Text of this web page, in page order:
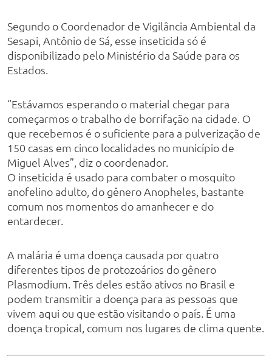
Segundo o Coordenador de Vigilância Ambiental da
Sesapi, Antônio de Sá, esse inseticida só é
disponibilizado pelo Ministério da Saúde para os
Estados.
“Estávamos esperando o material chegar para
começarmos o trabalho de borrifação na cidade. O
que recebemos é o suficiente para a pulverização de
150 casas em cinco localidades no município de
Miguel Alves”, diz o coordenador.
O inseticida é usado para combater o mosquito
anofelino adulto, do gênero Anopheles, bastante
comum nos momentos do amanhecer e do
entardecer.
A malária é uma doença causada por quatro
diferentes tipos de protozoários do gênero
Plasmodium. Três deles estão ativos no Brasil e
podem transmitir a doença para as pessoas que
vivem aqui ou que estão visitando o país. É uma
doença tropical, comum nos lugares de clima quente.